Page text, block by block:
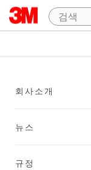
회사소개
뉴스
규정